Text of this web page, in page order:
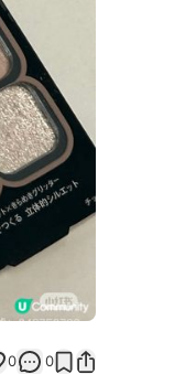
0 0